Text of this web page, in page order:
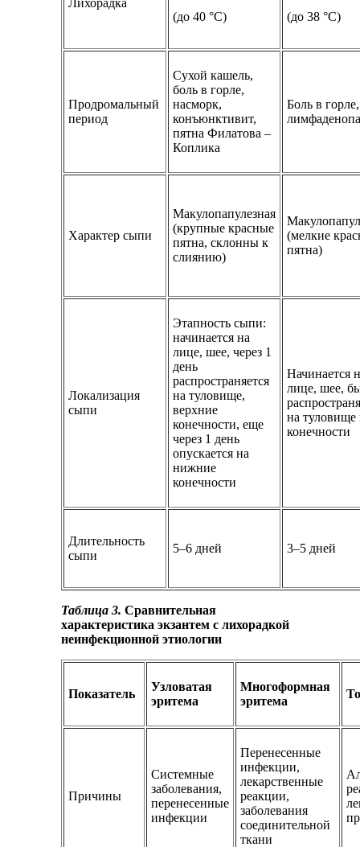
(до 40 °C)
(до 38 °C)
Продромальный
период
Сухой кашель,
боль в горле,
насморк,
конъюнктивит,
пятна Филатова –
Коплика
Боль в горле,
Характер сыпи
Макулопапулезная
(крупные красные
пятна, склонны к
слиянию)
(мелкие
пятна)
Локализация
сыпи
Этапность сыпи:
начинается на
лице, шее, через 1
день
распространяется
на туловище,
верхние
конечности, еще
через 1 день
опускается на
нижние
конечности
Начинается
лице, шее,
на туловище
конечности
Длительность
сыпи
5–6 дней 3–5 дней
Таблица 3. Сравнительная
характеристика экзантем с лихорадкой
неинфекционной этиологии
Показатель
Узловатая
эритема
Многоформная
эритема
Причины
Системные
заболевания,
перенесенные
инфекции
Перенесенные
инфекции,
лекарственные
реакции,
заболевания
соединительной
ткани